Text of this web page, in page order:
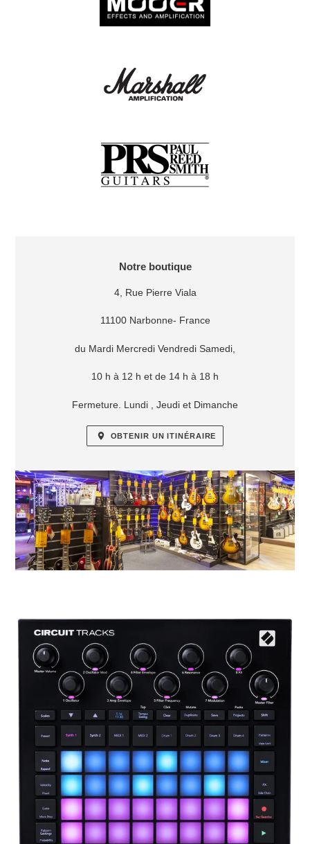
EMPLACEMENT
Notre boutique
4, Rue Pierre Viala
11100 Narbonne- France
du Mardi Mercredi Vendredi Samedi,
10 h à 12 h et de 14 h à 18 h
Fermeture. Lundi , Jeudi et Dimanche
OBTENIR UN ITINÉRAIRE